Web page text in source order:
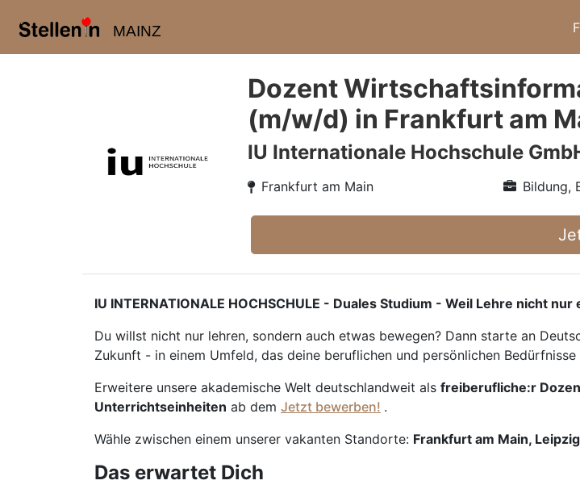
MAINZ
Dozent
(m/w/d) in Frankfurt am
IU Internationale Hochschule
Frankfurt am Main Bildung,
IU INTERNATIONALE HOCHSCHULE - Duales Studium - Weil Lehre nicht
Du willst nicht nur lehren, sondern auch etwas bewegen? Dann starte an
Zukunft - in einem Umfeld, das deine beruflichen und persönlichen
Erweitere unsere akademische Welt deutschlandweit als freiberufliche:r
Unterrichtseinheiten ab dem Jetzt bewerben! .
Wähle zwischen einem unserer vakanten Standorte: Frankfurt am Main, Leipzig
Das erwartet Dich